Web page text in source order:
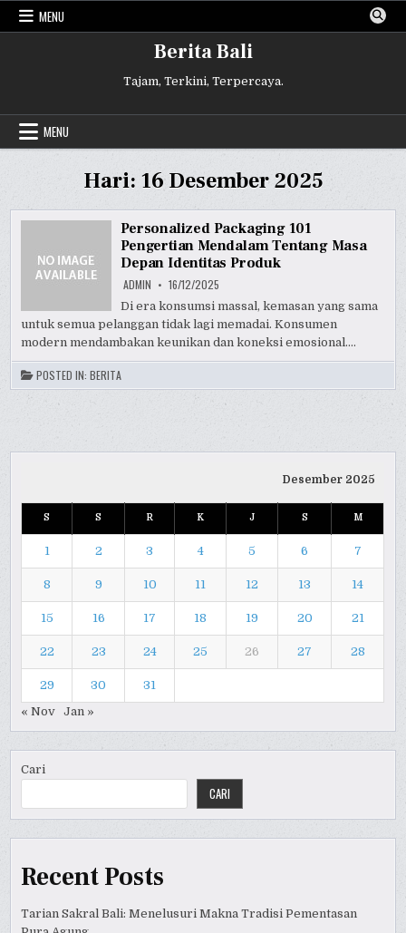
Skip
MENU
Berita Bali
Tajam, Terkini, Terpercaya.
MENU
Hari: 16 Desember 2025
Personalized Packaging 101
Pengertian Mendalam Tentang Masa
Depan Identitas Produk
ADMIN 16/12/2025
Di era konsumsi massal, kemasan yang sama
untuk semua pelanggan tidak lagi memadai. Konsumen
modern mendambakan keunikan dan koneksi emosional….
POSTED IN:BERITA
Desember 2025
S S R K J S M
1 2 3 4 5 6 7
8 9 10 11 12 13 14
15 16 17 18 19 20 21
22 23 24 25 26 27 28
29 30
31
« Nov
Jan »
Cari
CARI
Recent Posts
Tarian Sakral Bali: Menelusuri Makna Tradisi Pementasan